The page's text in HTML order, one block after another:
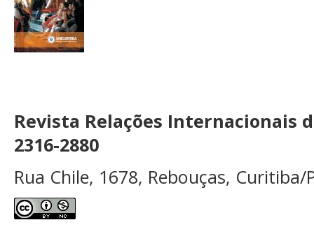
Revista Relações Internacionais
2316-2880
Rua Chile, 1678, Rebouças, Curitiba/